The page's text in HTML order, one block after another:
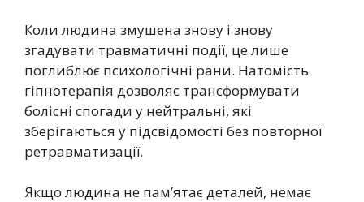
Коли людина змушена знову і знову
згадувати травматичні події, це лише
поглиблює психологічні рани. Натомість
гіпнотерапія дозволяє трансформувати
болісні спогади у нейтральні, які
зберігаються у підсвідомості без повторної
ретравматизації.
Якщо людина не пам’ятає деталей, немає